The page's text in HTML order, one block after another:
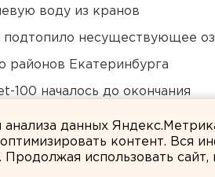
воду из кранов
подтопило несуществующее
районов Екатеринбурга
100 началось до окончания
данных
контент. Вся
Продолжая использовать